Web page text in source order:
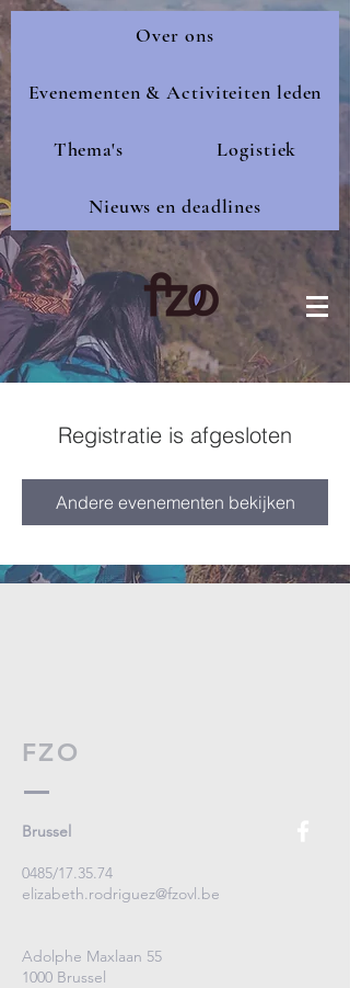
Over ons
Evenementen & Activiteiten leden
Thema's Logistiek
Nieuws en deadlines
Registratie is afgesloten
Andere evenementen bekijken
FZO
Brussel
0485/17.35.74
elizabeth.rodriguez@fzovl.be
Adolphe Maxlaan 55
1000 Brussel